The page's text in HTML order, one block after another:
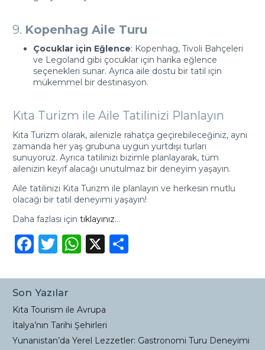
9. Kopenhag Aile Turu
Çocuklar için Eğlence: Kopenhag, Tivoli Bahçeleri
ve Legoland gibi çocuklar için harika eğlence
seçenekleri sunar. Ayrıca aile dostu bir tatil için
mükemmel bir destinasyon.
Kıta Turizm ile Aile Tatilinizi Planlayın
Kıta Turizm olarak, ailenizle rahatça geçirebileceğiniz, aynı
zamanda her yaş grubuna uygun yurtdışı turları
sunuyoruz. Ayrıca tatilinizi bizimle planlayarak, tüm
ailenizin keyif alacağı unutulmaz bir deneyim yaşayın.
Aile tatilinizi Kıta Turizm ile planlayın ve herkesin mutlu
olacağı bir tatil deneyimi yaşayın!
Daha fazlası için tıklayınız…
Facebook
Twitter
WhatsApp
X
Son Yazılar
Kıta Tourism ile Avrupa
İtalya’nın Tarihi Şehirleri
Yunanistan’da Yerel Lezzetler: Gastronomi Turu Deneyimi